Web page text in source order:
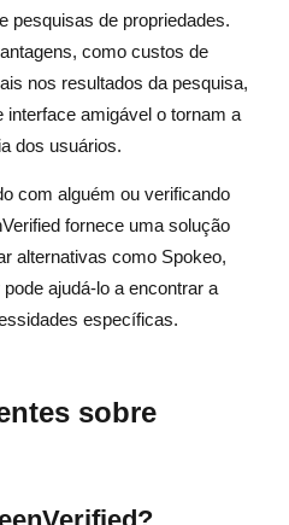
pesquisas de propriedades.
como custos de
nos resultados da pesquisa,
amigável o tornam a
dos usuários.
com alguém ou verificando
fornece uma solução
alternativas como Spokeo,
ajudá-lo a encontrar a
específicas.
sobre